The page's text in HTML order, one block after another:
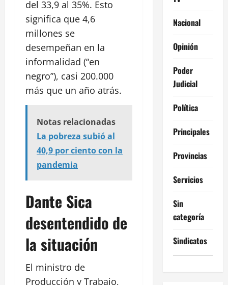
del 33,9 al 35%. Esto
significa que 4,6
millones se
desempeñan en la
informalidad (“en
negro”), casi 200.000
más que un año atrás.
Notas relacionadas
La pobreza subió al
40,9 por ciento con la
pandemia
Dante Sica
desentendido de
la situación
El ministro de
Producción y Trabajo,
Nacional
Opinión
Poder
Judicial
Política
Principales
Provincias
Servicios
Sin
categoría
Sindicatos